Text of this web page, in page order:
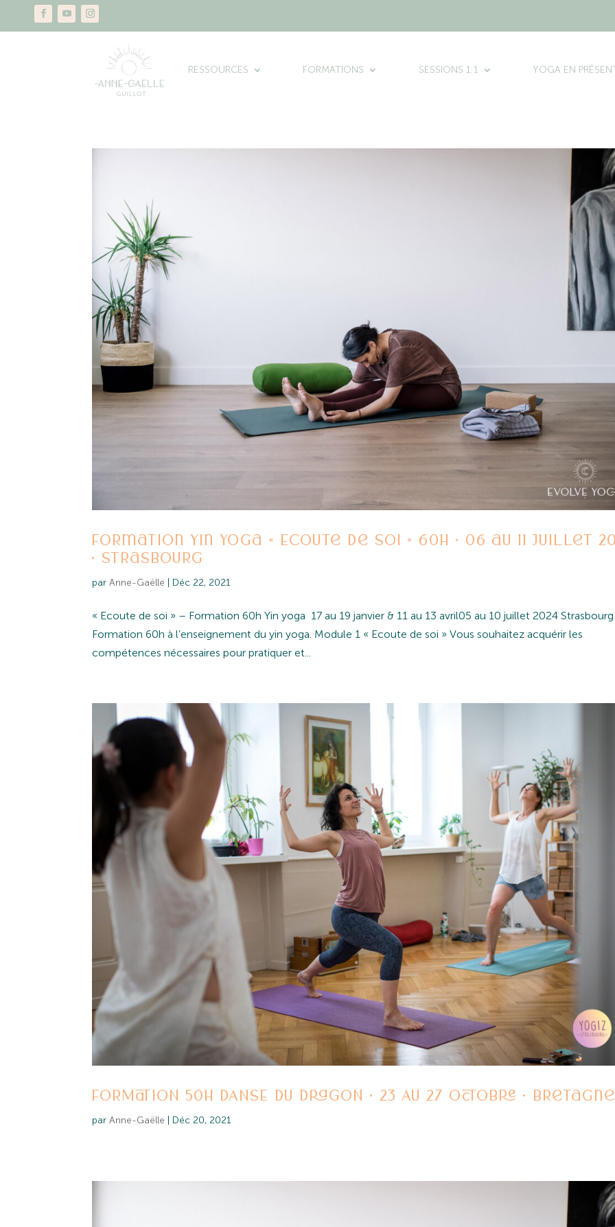
RESSOURCES FORMATIONS SESSIONS 1:1 YOGA EN
Formation Yin yoga « Ecoute de soi » 60h • 06 au 11 juillet
• Strasbourg
parAnne-Gaëlle Déc 22, 2021
« Ecoute de soi » – Formation 60h Yin yoga 17 au 19 janvier & 11 au 13 avril05 au 10 juillet 2024 Strasbourg
Formation 60h à l’enseignement du yin yoga. Module 1 « Ecoute de soi » Vous souhaitez acquérir les
compétences nécessaires pour pratiquer et...
FORMATION 50H DANSE DU DRAGON • 23 AU 27 OCTOBRE •
parAnne-Gaëlle Déc 20, 2021